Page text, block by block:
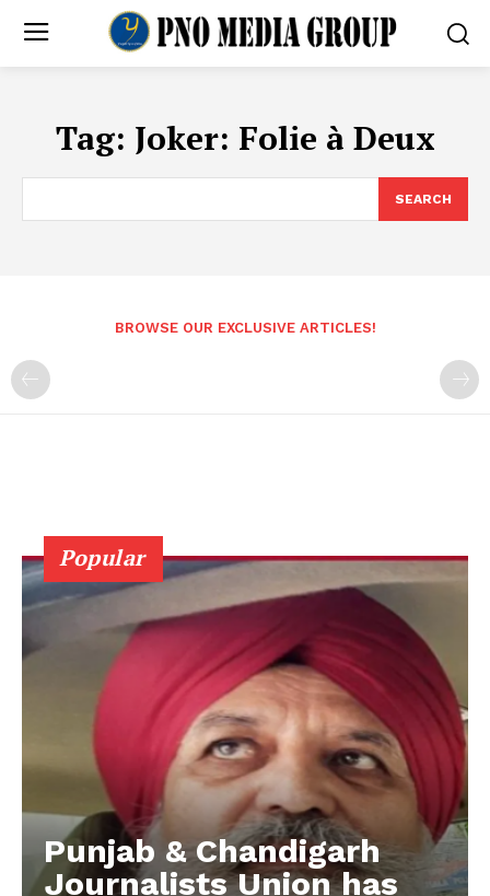
Tag: Joker: Folie à Deux
SEARCH
BROWSE OUR EXCLUSIVE ARTICLES!
Popular
Punjab & Chandigarh
Journalists Union has